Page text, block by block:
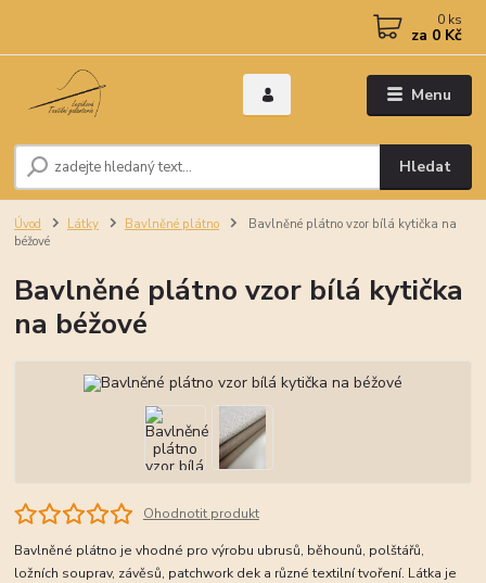
Menu
Hledat
0 ks
za 0 Kč
Úvod Látky Bavlněné plátno
Bavlněné plátno vzor bílá kytička na
béžové
Bavlněné plátno vzor bílá kytička
na béžové
Ohodnotit produkt
Bavlněné plátno je vhodné pro výrobu ubrusů, běhounů, polštářů,
ložních souprav, závěsů, patchwork dek a různé textilní tvoření. Látka je